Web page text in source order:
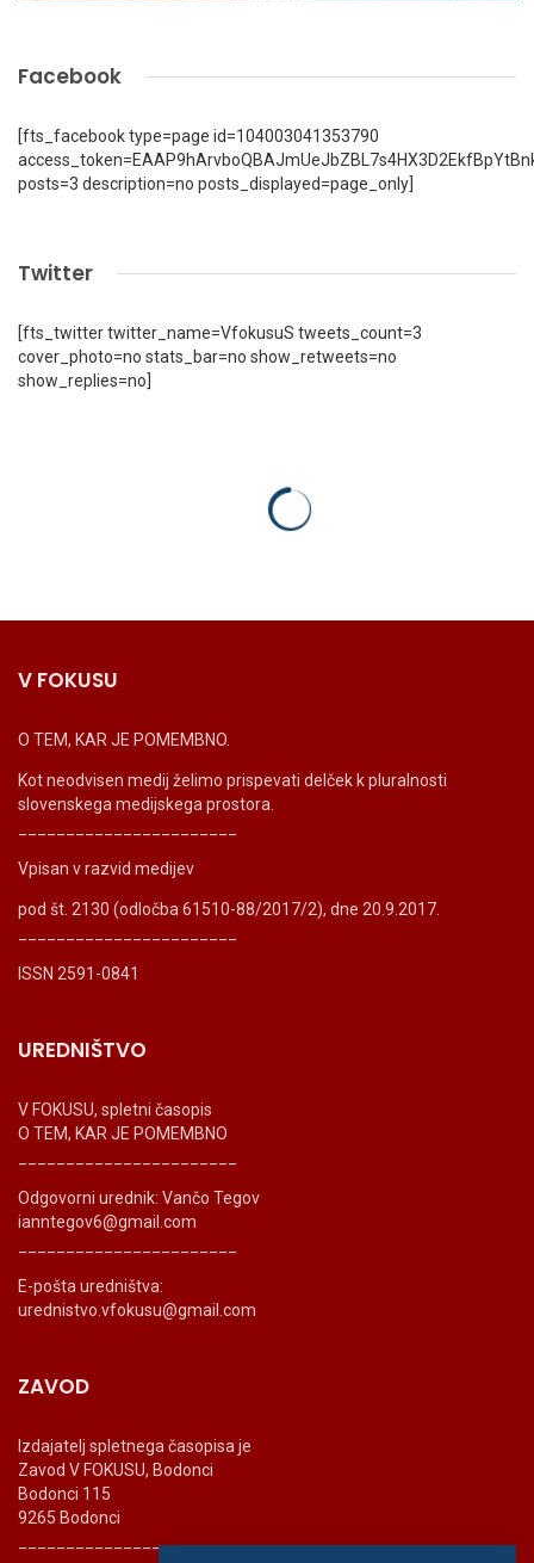
Facebook
[fts_facebook type=page id=104003041353790
posts=3 description=no posts_displayed=page_only]
Twitter
[fts_twitter twitter_name=VfokusuS tweets_count=3
cover_photo=no stats_bar=no show_retweets=no
show_replies=no]
V FOKUSU
O TEM, KAR JE POMEMBNO.
Kot neodvisen medij želimo prispevati delček k pluralnosti
slovenskega medijskega prostora.
Vpisan v razvid medijev
pod št. 2130 (odločba 61510-88/2017/2), dne 20.9.2017.
ISSN 2591-0841
UREDNIŠTVO
V FOKUSU, spletni časopis
O TEM, KAR JE POMEMBNO
Odgovorni urednik: Vančo Tegov
ianntegov6@gmail.com
E-pošta uredništva:
urednistvo.vfokusu@gmail.com
ZAVOD
Izdajatelj spletnega časopisa je
Zavod V FOKUSU, Bodonci
Bodonci 115
9265 Bodonci
_______________________